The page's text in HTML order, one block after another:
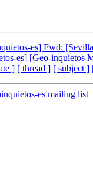
es] Fwd:
es] [Geo-inquietos
] [ thread ] [ subject ]
es mailing list